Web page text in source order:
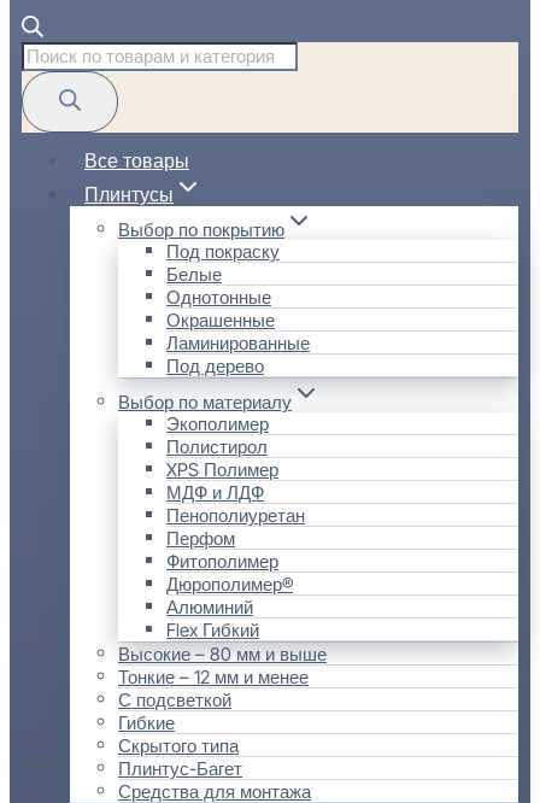
Поиск
товаров
Все товары
Плинтусы
Выбор по покрытию
Под покраску
Белые
Однотонные
Окрашенные
Ламинированные
Под дерево
Выбор по материалу
Экополимер
Полистирол
XPS Полимер
МДФ и ЛДФ
Пенополиуретан
Перфом
Фитополимер
Дюрополимер®
Алюминий
Flex Гибкий
Высокие – 80 мм и выше
Тонкие – 12 мм и менее
С подсветкой
Гибкие
Скрытого типа
Плинтус-Багет
Средства для монтажа